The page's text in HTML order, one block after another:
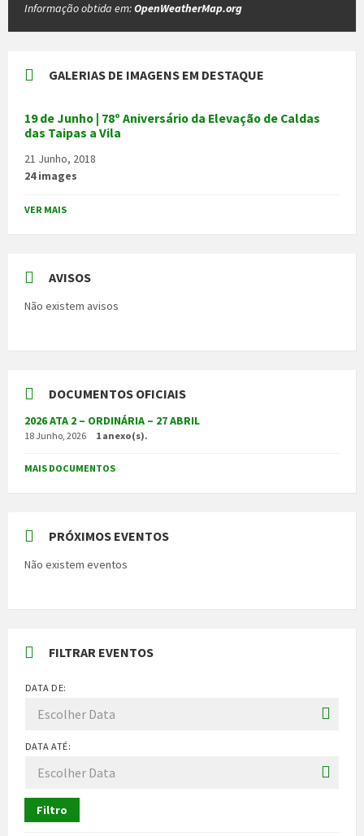
Informação obtida em:OpenWeatherMap.org
GALERIAS DE IMAGENS EM DESTAQUE
19 de Junho | 78º Aniversário da Elevação de Caldas
das Taipas a Vila
21 Junho, 2018
24 images
VER MAIS
AVISOS
Não existem avisos
DOCUMENTOS OFICIAIS
2026 ATA 2 – ORDINÁRIA – 27 ABRIL
18 Junho, 2026 1 anexo(s).
MAIS DOCUMENTOS
PRÓXIMOS EVENTOS
Não existem eventos
FILTRAR EVENTOS
DATA DE:
DATA ATÉ:
Filtro